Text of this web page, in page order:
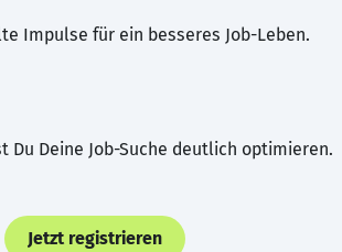
Impulse für ein besseres Job-Leben.
Du Deine Job-Suche deutlich optimieren.
Jetzt registrieren